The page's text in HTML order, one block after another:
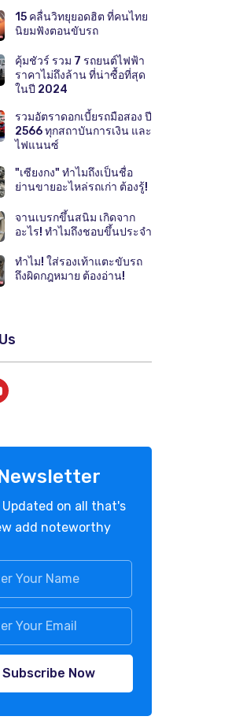
15 คลื่นวิทยุยอดฮิต ที่คนไทย
นิยมฟังตอนขับรถ
คุ้มชัวร์ รวม 7 รถยนต์ไฟฟ้า
ราคาไม่ถึงล้าน ที่น่าซื้อที่สุด
ในปี 2024
รวมอัตราดอกเบี้ยรถมือสอง ปี
2566 ทุกสถาบันการเงิน และ
ไฟแนนซ์
"เซียงกง" ทำไมถึงเป็นชื่อ
ย่านขายอะไหล่รถเก่า ต้องรู้!
จานเบรกขึ้นสนิม เกิดจาก
อะไร! ทำไมถึงชอบขึ้นประจำ
ทำไม! ใส่รองเท้าแตะขับรถ
ถึงผิดกฎหมาย ต้องอ่าน!
on all that's
add noteworthy
Subscribe Now